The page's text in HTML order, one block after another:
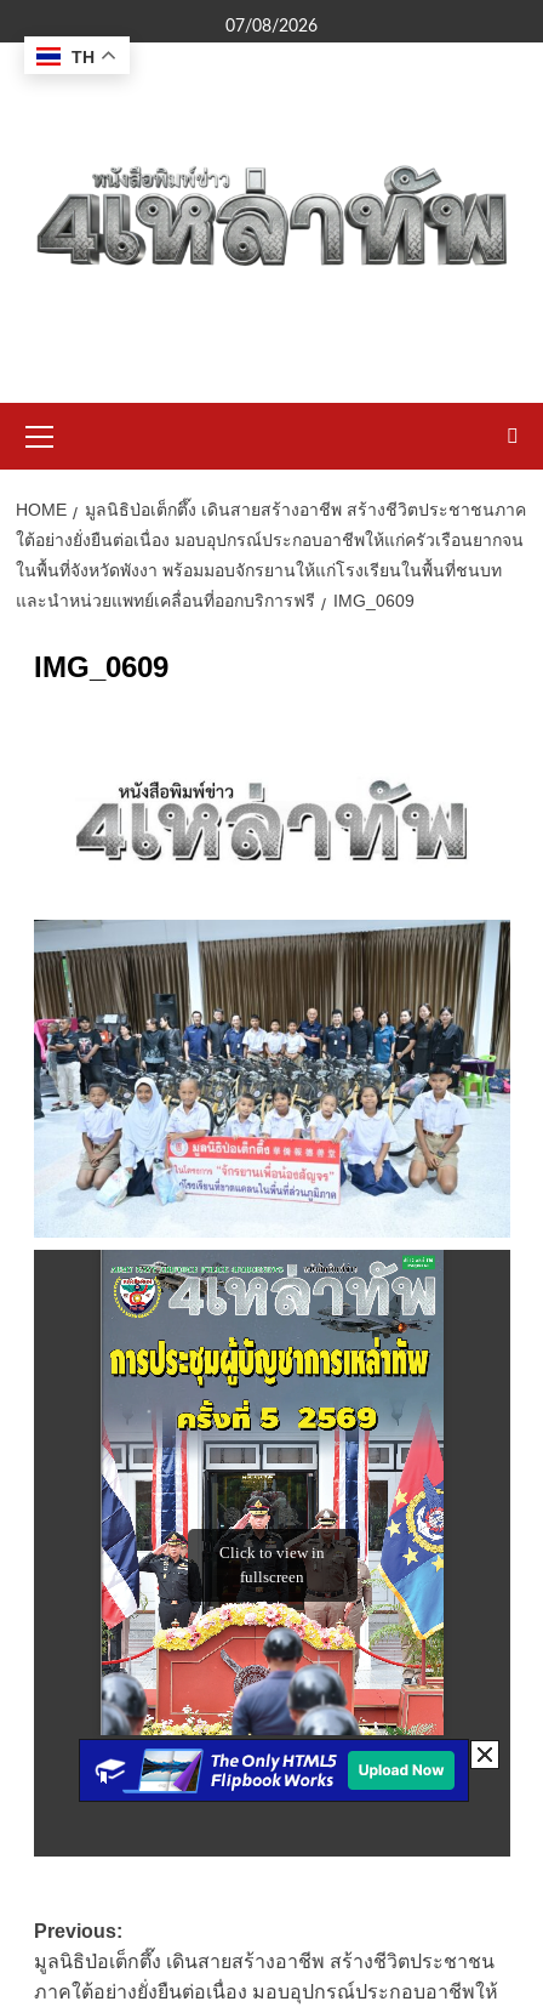
to
content
07/08/2026
Menu
HOME
มูลนิธิป่อเต็กตึ๊ง เดินสายสร้างอาชีพ สร้างชีวิตประชาชนภาค
ใต้อย่างยั่งยืนต่อเนื่อง มอบอุปกรณ์ประกอบอาชีพให้แก่ครัวเรือนยากจน
ในพื้นที่จังหวัดพังงา พร้อมมอบจักรยานให้แก่โรงเรียนในพื้นที่ชนบท
และนำหน่วยแพทย์เคลื่อนที่ออกบริการฟรี
IMG_0609
IMG_0609
Post
navigation
Previous:
มูลนิธิป่อเต็กตึ๊ง เดินสายสร้างอาชีพ สร้างชีวิตประชาชน
ภาคใต้อย่างยั่งยืนต่อเนื่อง มอบอุปกรณ์ประกอบอาชีพให้
TH